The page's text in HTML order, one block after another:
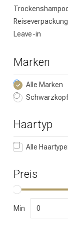
Leave-in
Marken
Alle Marken
Haartyp
Alle
Preis
Min